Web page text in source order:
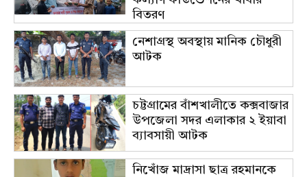
বিতরণ
নেশাগ্রস্থ অবস্থায় মানিক চৌধুরী
আটক
চট্টগ্রামের বাঁশখালীতে কক্সবাজার
উপজেলা সদর এলাকার ২ ইয়াবা
ব্যাবসায়ী আটক
নিখোঁজ মাদ্রাসা ছাত্র রহমানকে